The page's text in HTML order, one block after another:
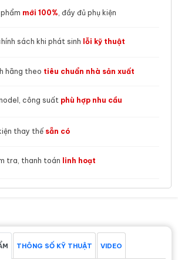
mới 100% , đầy đủ phụ kiện
sách khi phát sinh lỗi kỹ thuật
hãng theo tiêu chuẩn nhà sản xuất
công suất phù hợp nhu cầu
thay thế sẵn có
tra, thanh toán linh hoạt
THÔNG SỐ KỸ THUẬT VIDEO